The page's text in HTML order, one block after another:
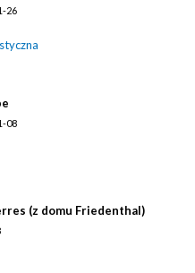
26
08
(z domu Friedenthal)